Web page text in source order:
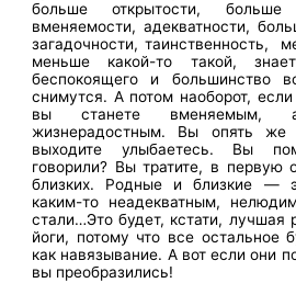
больше открытости,
вменяемости, адекватности,
загадочности, таинственность,
меньше какой-то такой,
беспокоящего и большинство
снимутся. А потом наоборот,
вы станете вменяемым,
жизнерадостным. Вы опять же
выходите улыбаетесь. Вы
говорили? Вы тратите, в первую
близких. Родные и близкие —
каким-то неадекватным,
стали…Это будет, кстати, лучшая
йоги, потому что все остальное
как навязывание. А вот если они
вы преобразились!